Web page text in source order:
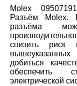
Molex
Разъём Molex.
разъёма
снизить риск
добиться
обеспечить
электрической